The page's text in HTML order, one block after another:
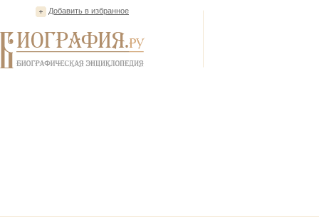
Добавить в избранное